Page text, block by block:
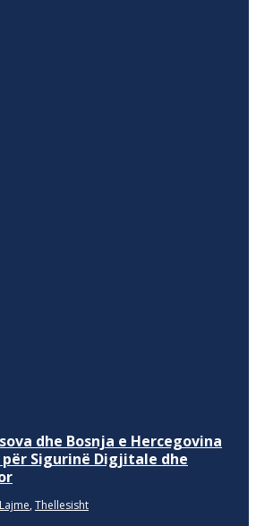
dhe Bosnja e Hercegovina
Sigurinë Digjitale dhe
Lajme, Thellesisht